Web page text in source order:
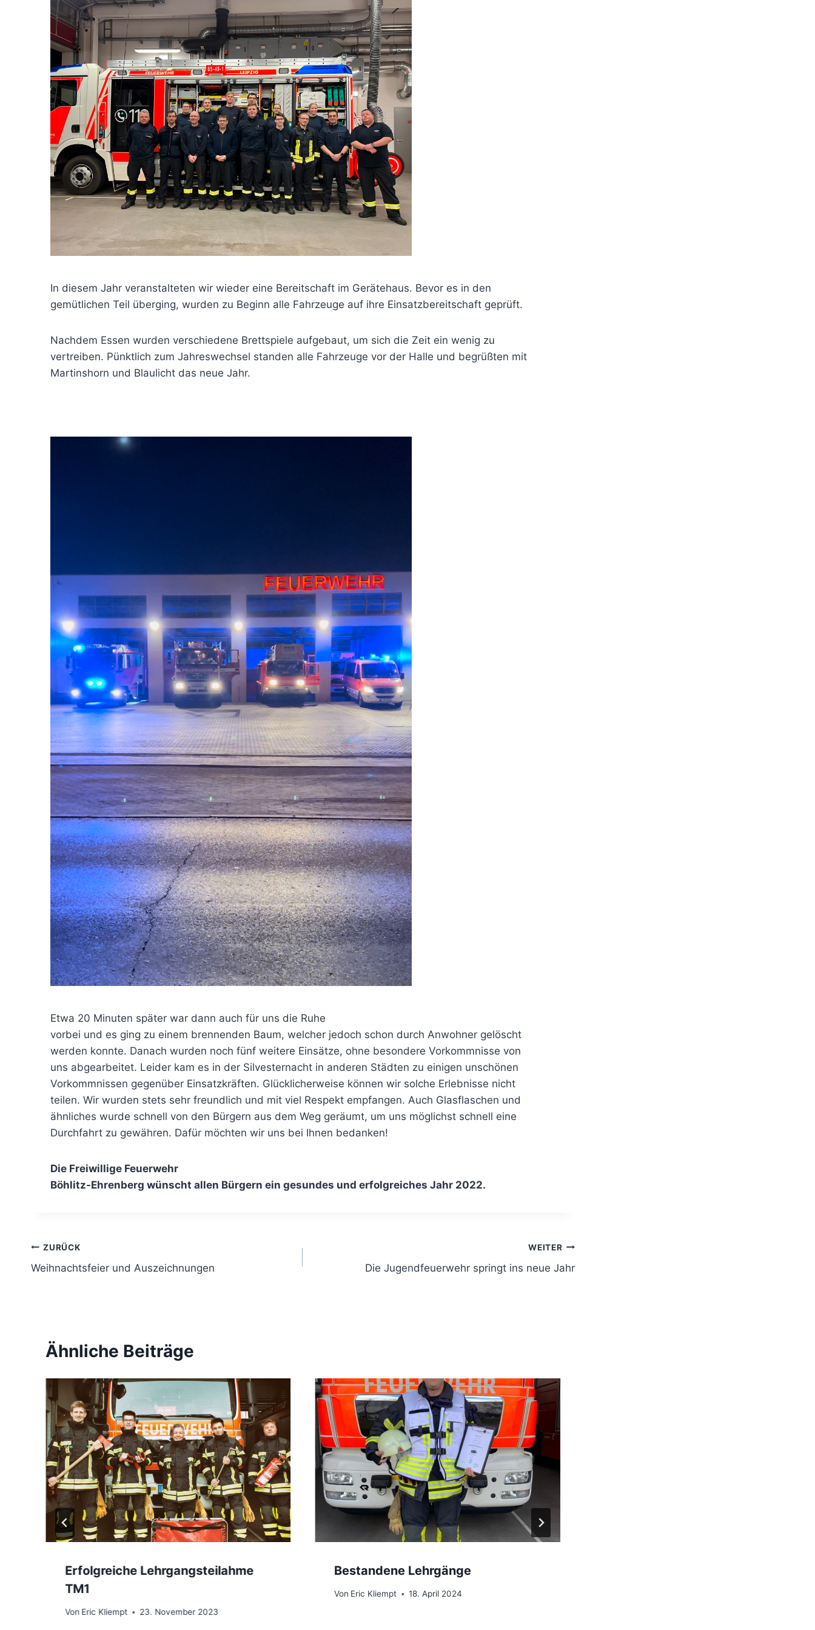
In diesem Jahr veranstalteten wir wieder eine Bereitschaft im Gerätehaus. Bevor es in den
gemütlichen Teil überging, wurden zu Beginn alle Fahrzeuge auf ihre Einsatzbereitschaft geprüft.
Nachdem Essen wurden verschiedene Brettspiele aufgebaut, um sich die Zeit ein wenig zu
vertreiben. Pünktlich zum Jahreswechsel standen alle Fahrzeuge vor der Halle und begrüßten mit
Martinshorn und Blaulicht das neue Jahr.
Etwa 20 Minuten später war dann auch für uns die Ruhe
vorbei und es ging zu einem brennenden Baum, welcher jedoch schon durch Anwohner gelöscht
werden konnte. Danach wurden noch fünf weitere Einsätze, ohne besondere Vorkommnisse von
uns abgearbeitet. Leider kam es in der Silvesternacht in anderen Städten zu einigen unschönen
Vorkommnissen gegenüber Einsatzkräften. Glücklicherweise können wir solche Erlebnisse nicht
teilen. Wir wurden stets sehr freundlich und mit viel Respekt empfangen. Auch Glasflaschen und
ähnliches wurde schnell von den Bürgern aus dem Weg geräumt, um uns möglichst schnell eine
Durchfahrt zu gewähren. Dafür möchten wir uns bei Ihnen bedanken!
Die Freiwillige Feuerwehr
Böhlitz-Ehrenberg wünscht allen Bürgern ein gesundes und erfolgreiches Jahr 2022.
Beitragsnavigation
ZURÜCK
Weihnachtsfeier und Auszeichnungen
WEITER
Die Jugendfeuerwehr springt ins neue Jahr
Ähnliche Beiträge
Erfolgreiche Lehrgangsteilahme
TM1
Von Eric Kliempt 23. November 2023
Bestandene Lehrgänge
Von Eric Kliempt 18. April 2024